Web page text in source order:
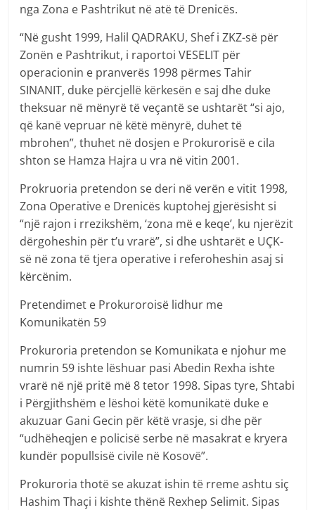
nga Zona e Pashtrikut në atë të Drenicës.
“Në gusht 1999, Halil QADRAKU, Shef i ZKZ-së për
Zonën e Pashtrikut, i raportoi VESELIT për
operacionin e pranverës 1998 përmes Tahir
SINANIT, duke përcjellë kërkesën e saj dhe duke
theksuar në mënyrë të veçantë se ushtarët “si ajo,
që kanë vepruar në këtë mënyrë, duhet të
mbrohen”, thuhet në dosjen e Prokurorisë e cila
shton se Hamza Hajra u vra në vitin 2001.
Prokruoria pretendon se deri në verën e vitit 1998,
Zona Operative e Drenicës kuptohej gjerësisht si
“një rajon i rrezikshëm, ‘zona më e keqe’, ku njerëzit
dërgoheshin për t’u vrarë”, si dhe ushtarët e UÇK-
së në zona të tjera operative i referoheshin asaj si
kërcënim.
Pretendimet e Prokuroroisë lidhur me
Komunikatën 59
Prokuroria pretendon se Komunikata e njohur me
numrin 59 ishte lëshuar pasi Abedin Rexha ishte
vrarë në një pritë më 8 tetor 1998. Sipas tyre, Shtabi
i Përgjithshëm e lëshoi këtë komunikatë duke e
akuzuar Gani Gecin për këtë vrasje, si dhe për
“udhëheqjen e policisë serbe në masakrat e kryera
kundër popullsisë civile në Kosovë”.
Prokuroria thotë se akuzat ishin të rreme ashtu siç
Hashim Thaçi i kishte thënë Rexhep Selimit. Sipas